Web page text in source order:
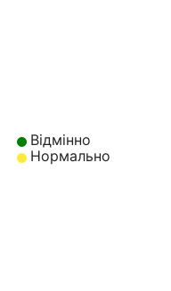
Відмінно
Нормально